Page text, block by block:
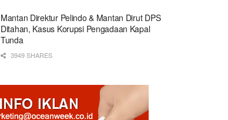
Mantan Direktur Pelindo & Mantan Dirut DPS
Ditahan, Kasus Korupsi Pengadaan Kapal
Tunda
3949 SHARES